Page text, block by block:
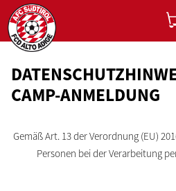
CAMP-ANMELDUNG
Gemäß Art. 13 der Verordnung (EU)
Personen bei der Verarbeitung